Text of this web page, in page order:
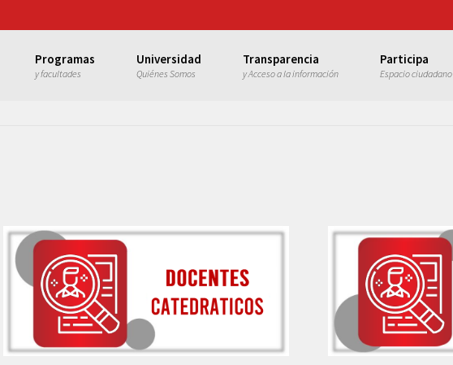
Programas
y facultades
Universidad
Quiénes Somos
Transparencia
y Acceso a la información
Participa
Espacio ciudadano